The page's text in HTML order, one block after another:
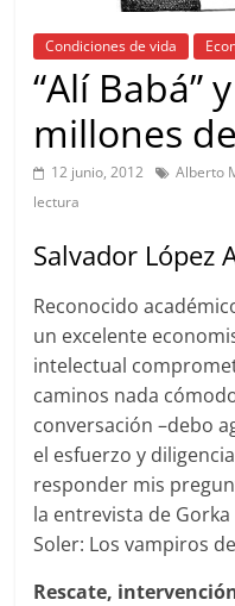
Condiciones de vida
“Alí Babá”
millones
12 junio, 2012 Alberto
lectura
Salvador López
Reconocido
un excelente
intelectual
caminos nada
conversación –debo
el esfuerzo y
responder mis
la entrevista de
Soler: Los vampiros
Rescate,